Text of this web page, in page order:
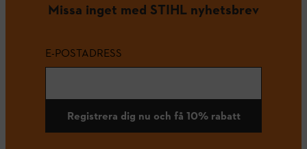
Missa inget med STIHL nyhetsbrev
E-POSTADRESS
Registrera dig nu och få 10% rabatt